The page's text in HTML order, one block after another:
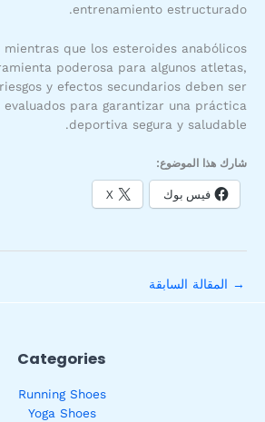
entrenamiento estructurado.
mientras que los esteroides anabólicos
poderosa para algunos atletas,
y efectos secundarios deben ser
evaluados para garantizar una práctica
deportiva segura y saludable.
شارك هذا الموضوع:
فيس بوك X
→ المقالة السابقة
Categories
Running Shoes
Yoga Shoes